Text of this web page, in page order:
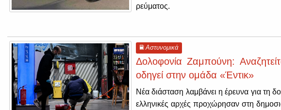
ρεύματος.
Αστυνομικά
Δολοφονία Ζαμπούνη:
οδηγεί στην ομάδα «Έντικ»
Νέα διάσταση λαμβάνει η έρευνα για τη
ελληνικές αρχές προχώρησαν στη